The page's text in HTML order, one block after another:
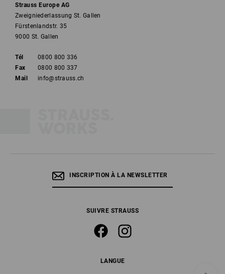
Strauss Europe AG
Zweigniederlassung St. Gallen
Fürstenlandstr. 35
9000 St. Gallen
Tél
0800 800 336
Fax
0800 800 337
Mail
info@strauss.ch
INSCRIPTION À LA NEWSLETTER
SUIVRE STRAUSS
LANGUE